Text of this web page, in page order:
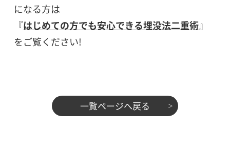
になる方は
『はじめての方でも安心できる埋没法二重術』
をご覧ください!
一覧ページへ戻る